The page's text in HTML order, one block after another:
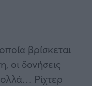
βρίσκεται
οι δονήσεις
Ρίχτερ